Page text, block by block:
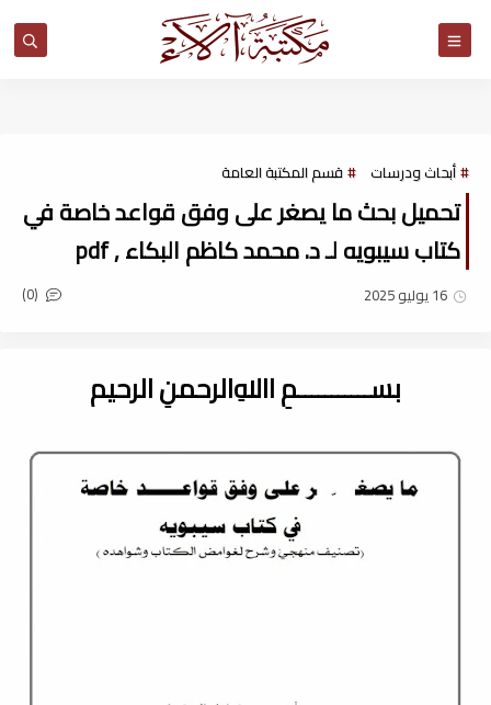
أبحاث ودرسات قسم المكتبة العامة
تحميل بحث ما يصغر على وفق قواعد خاصة في
كتاب سيبويه لـ د. محمد كاظم البكاء , pdf
16 يوليو 2025 (0)
بســـــــــــمِ اﷲِالرحمنِ الرحيم